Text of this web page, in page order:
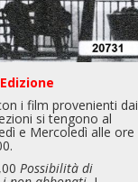
i film provenienti dai
si tengono al
e Mercoledì alle ore
Possibilità di